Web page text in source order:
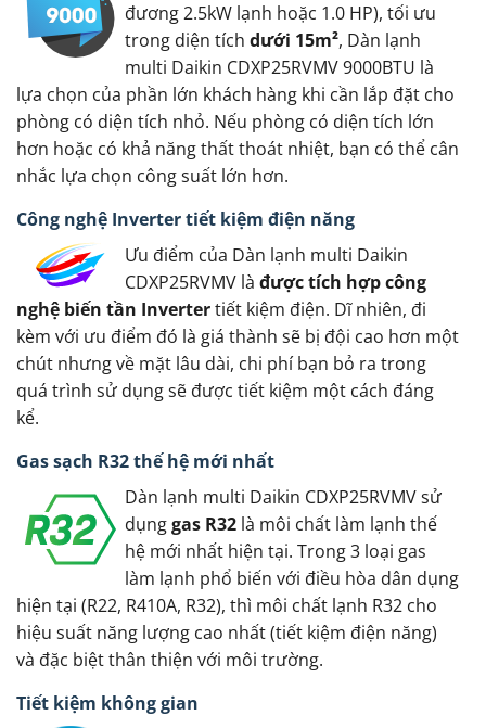
đương 2.5kW lạnh hoặc 1.0 HP), tối ưu
trong diện tích dưới 15m², Dàn lạnh
multi Daikin CDXP25RVMV 9000BTU là
lựa chọn của phần lớn khách hàng khi cần lắp đặt cho
phòng có diện tích nhỏ. Nếu phòng có diện tích lớn
hơn hoặc có khả năng thất thoát nhiệt, bạn có thể cân
nhắc lựa chọn công suất lớn hơn.
Công nghệ Inverter tiết kiệm điện năng
Ưu điểm của Dàn lạnh multi Daikin
CDXP25RVMV là được tích hợp công
nghệ biến tần Invertertiết kiệm điện. Dĩ nhiên, đi
kèm với ưu điểm đó là giá thành sẽ bị đội cao hơn một
chút nhưng về mặt lâu dài, chi phí bạn bỏ ra trong
quá trình sử dụng sẽ được tiết kiệm một cách đáng
kể.
Gas sạch R32 thế hệ mới nhất
Dàn lạnh multi Daikin CDXP25RVMV sử
dụnggas R32 là môi chất làm lạnh thế
hệ mới nhất hiện tại. Trong 3 loại gas
làm lạnh phổ biến với điều hòa dân dụng
hiện tại (R22, R410A, R32), thì môi chất lạnh R32 cho
hiệu suất năng lượng cao nhất (tiết kiệm điện năng)
và đặc biệt thân thiện với môi trường.
Tiết kiệm không gian